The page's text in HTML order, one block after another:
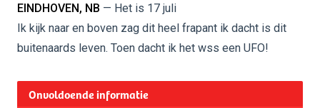
EINDHOVEN, NB — Het is 17 juli
Ik kijk naar en boven zag dit heel frapant ik dacht is dit
buitenaards leven. Toen dacht ik het wss een UFO!
Onvoldoende informatie